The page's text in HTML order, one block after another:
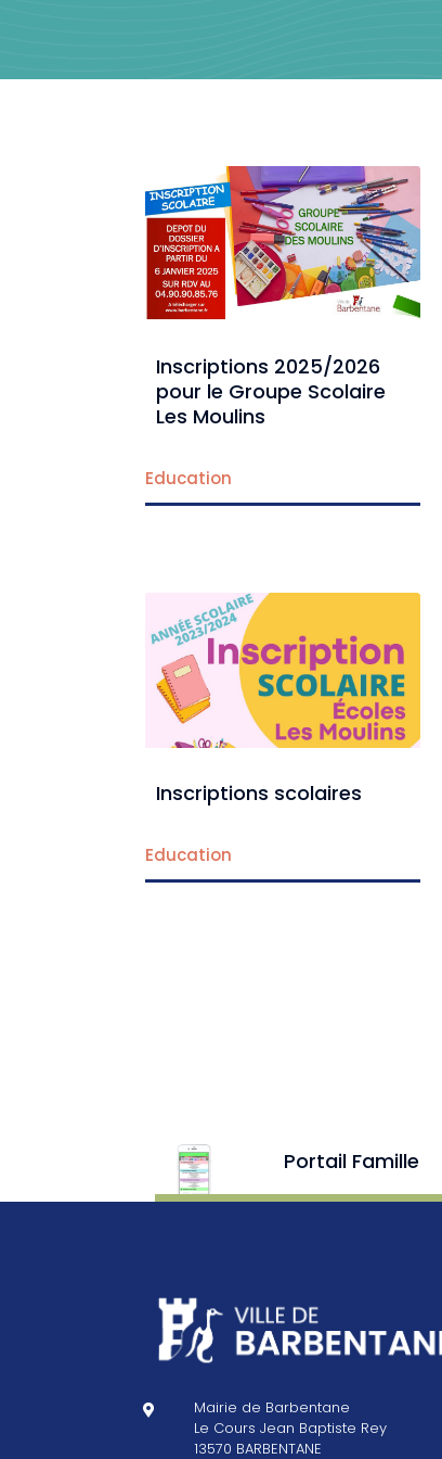
Inscriptions 2025/2026
pour le Groupe Scolaire
Les Moulins
Education
Inscriptions scolaires
Education
Portail Famille

Mairie de Barbentane
Le Cours Jean Baptiste Rey
13570 BARBENTANE